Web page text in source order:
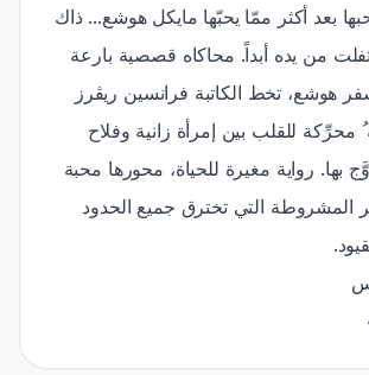
بعد أكثر ممّا يحبّها مايكل هوشع... ذاك
من يده أبداً. محاكاه قصصية بارعة
هوشع، تخط الكاتبة فرانسين ريڤرز
محرِّكة للقلب بين إمرأة زانية وفلاح
بها. رواية مغيرة للحياة، محورها محبة
المشروطة التي تخترق جميع الحدود